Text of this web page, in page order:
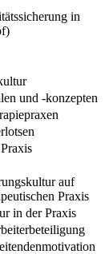
in
und -konzepten
auf
Praxis
in der Praxis